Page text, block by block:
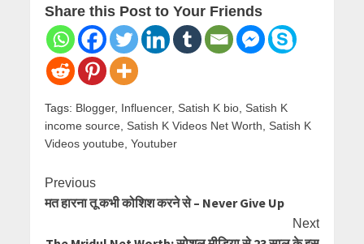
Share this Post to Your Friends
Tags: Blogger, Influencer, Satish K bio Satish K
income source
Satish K Videos Net Worth
Satish K
Videos youtube ,Youtuber
Continue
Reading
Previous
मत हारना तू कभी कोशिश करने से – Never Give Up
Next